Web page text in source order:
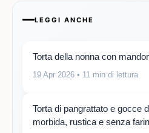
LEGGI ANCHE
Torta della nonna con
19 Apr 2026 • 11 min di lettura
Torta di pangrattato e gocce
morbida, rustica e senza